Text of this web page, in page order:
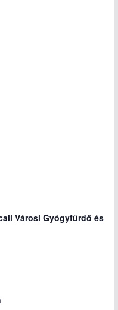
Városi Gyógyfürdő és